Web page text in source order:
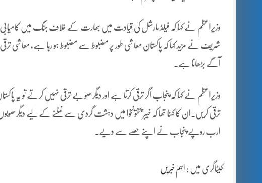
وزیراعظم نے کہا کہ فیلڈ مارشل کی قیادت میں بھارت کے خلاف جنگ میں کامیابی
شریف نے مزید کہا کہ پاکستان معاشی طور پر مضبوط سے مضبوط ہو رہا ہے،
آگے بڑھانا ہے۔
وزیراعظم نے کہا کہ پنجاب اگر ترقی کرتا ہے اور دیگر صوبے ترقی نہیں کرتے تو
ارب روپے پنجاب نے اپنے حصے سے دیے۔
کیٹاگری میں : اہم خبریں